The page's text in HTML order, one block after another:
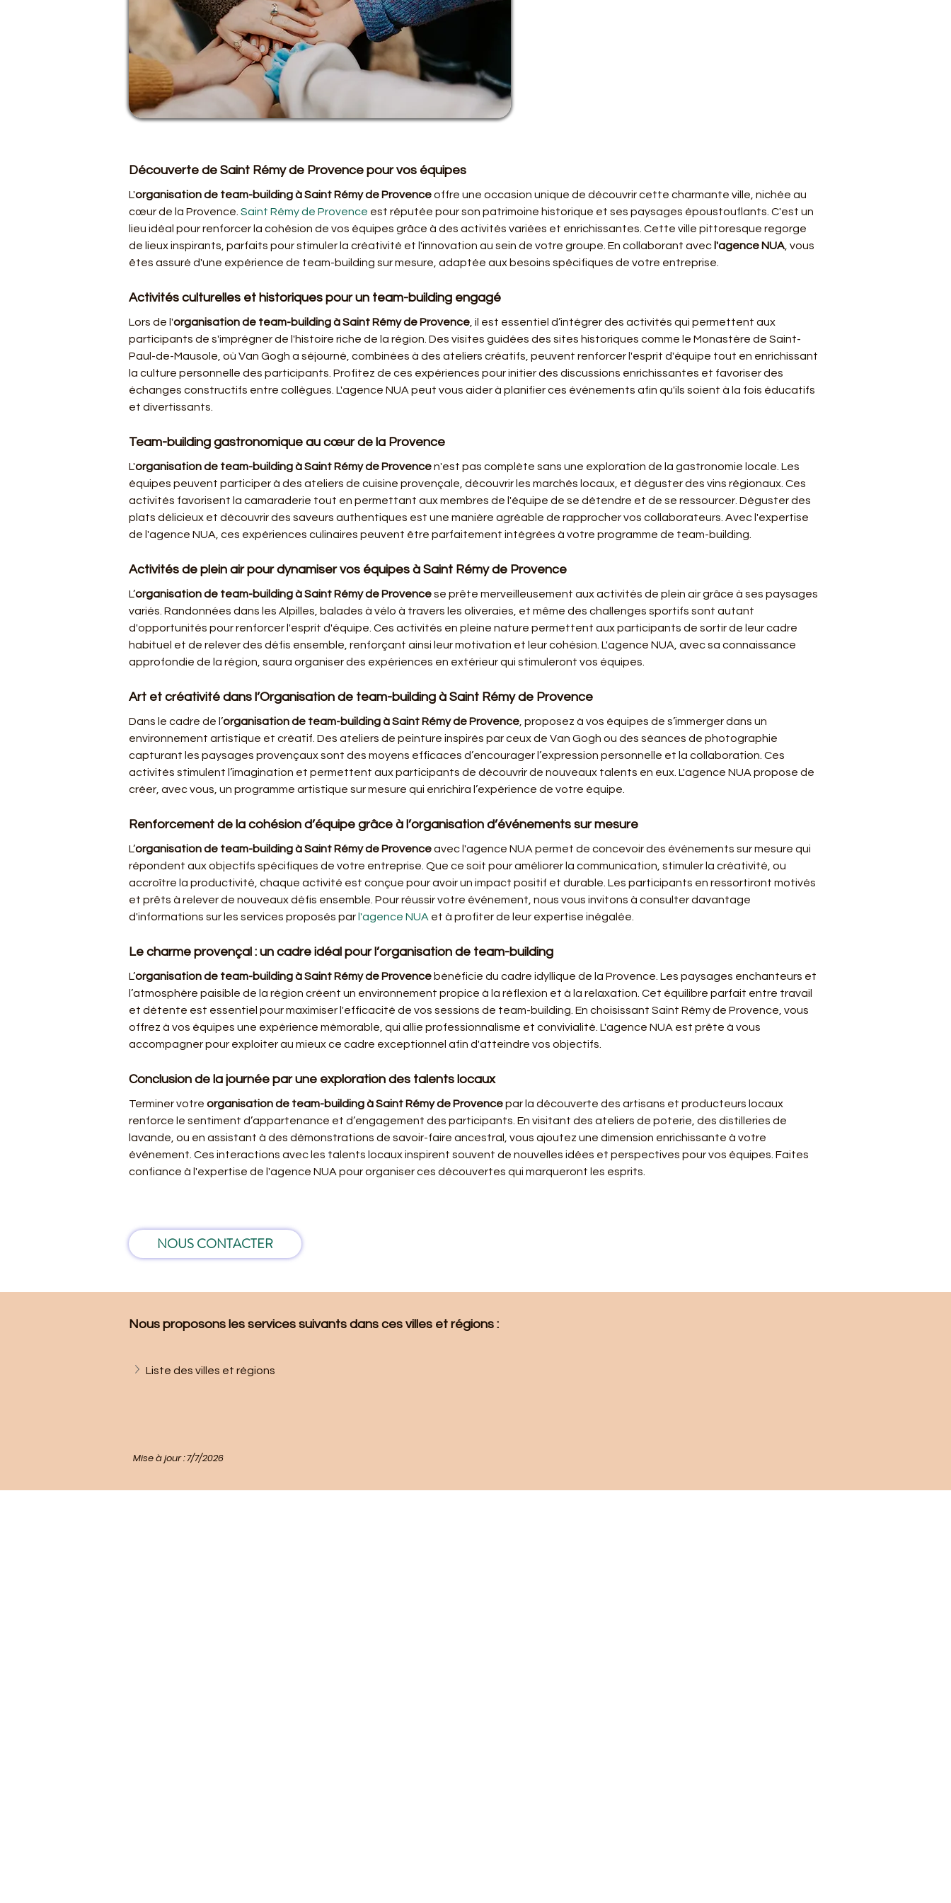
Découverte de Saint Rémy de Provence pour vos équipes
L'organisation de team-building à Saint Rémy de Provence offre une occasion unique de découvrir cette charmante ville, nichée au
cœur de la Provence. Saint Rémy de Provence est réputée pour son patrimoine historique et ses paysages époustouflants. C'est un
lieu idéal pour renforcer la cohésion de vos équipes grâce à des activités variées et enrichissantes. Cette ville pittoresque regorge
de lieux inspirants, parfaits pour stimuler la créativité et l'innovation au sein de votre groupe. En collaborant avec l'agence NUA , vous
êtes assuré d'une expérience de team-building sur mesure, adaptée aux besoins spécifiques de votre entreprise.
Activités culturelles et historiques pour un team-building engagé
Lors de l'organisation de team-building à Saint Rémy de Provence , il est essentiel d’intégrer des activités qui permettent aux
participants de s'imprégner de l'histoire riche de la région. Des visites guidées des sites historiques comme le Monastère de Saint-
Paul-de-Mausole, où Van Gogh a séjourné, combinées à des ateliers créatifs, peuvent renforcer l'esprit d'équipe tout en enrichissant
la culture personnelle des participants. Profitez de ces expériences pour initier des discussions enrichissantes et favoriser des
échanges constructifs entre collègues. L'agence NUA peut vous aider à planifier ces événements afin qu'ils soient à la fois éducatifs
et divertissants.
Team-building gastronomique au cœur de la Provence
L'organisation de team-building à Saint Rémy de Provence n'est pas complète sans une exploration de la gastronomie locale. Les
équipes peuvent participer à des ateliers de cuisine provençale, découvrir les marchés locaux, et déguster des vins régionaux. Ces
activités favorisent la camaraderie tout en permettant aux membres de l'équipe de se détendre et de se ressourcer. Déguster des
plats délicieux et découvrir des saveurs authentiques est une manière agréable de rapprocher vos collaborateurs. Avec l'expertise
de l'agence NUA, ces expériences culinaires peuvent être parfaitement intégrées à votre programme de team-building.
Activités de plein air pour dynamiser vos équipes à Saint Rémy de Provence
L’organisation de team-building à Saint Rémy de Provence se prête merveilleusement aux activités de plein air grâce à ses paysages
variés. Randonnées dans les Alpilles, balades à vélo à travers les oliveraies, et même des challenges sportifs sont autant
d'opportunités pour renforcer l'esprit d'équipe. Ces activités en pleine nature permettent aux participants de sortir de leur cadre
habituel et de relever des défis ensemble, renforçant ainsi leur motivation et leur cohésion. L'agence NUA, avec sa connaissance
approfondie de la région, saura organiser des expériences en extérieur qui stimuleront vos équipes.
Art et créativité dans l’Organisation de team-building à Saint Rémy de Provence
Dans le cadre de l’organisation de team-building à Saint Rémy de Provence , proposez à vos équipes de s’immerger dans un
environnement artistique et créatif. Des ateliers de peinture inspirés par ceux de Van Gogh ou des séances de photographie
capturant les paysages provençaux sont des moyens efficaces d’encourager l’expression personnelle et la collaboration. Ces
activités stimulent l’imagination et permettent aux participants de découvrir de nouveaux talents en eux. L'agence NUA propose de
créer, avec vous, un programme artistique sur mesure qui enrichira l’expérience de votre équipe.
Renforcement de la cohésion d’équipe grâce à l’organisation d’événements sur mesure
L’organisation de team-building à Saint Rémy de Provence avec l'agence NUA permet de concevoir des événements sur mesure qui
répondent aux objectifs spécifiques de votre entreprise. Que ce soit pour améliorer la communication, stimuler la créativité, ou
accroître la productivité, chaque activité est conçue pour avoir un impact positif et durable. Les participants en ressortiront motivés
et prêts à relever de nouveaux défis ensemble. Pour réussir votre événement, nous vous invitons à consulter davantage
d'informations sur les services proposés par l'agence NUA et à profiter de leur expertise inégalée.
Le charme provençal : un cadre idéal pour l’organisation de team-building
L’organisation de team-building à Saint Rémy de Provence bénéficie du cadre idyllique de la Provence. Les paysages enchanteurs et
l’atmosphère paisible de la région créent un environnement propice à la réflexion et à la relaxation. Cet équilibre parfait entre travail
et détente est essentiel pour maximiser l'efficacité de vos sessions de team-building. En choisissant Saint Rémy de Provence, vous
offrez à vos équipes une expérience mémorable, qui allie professionnalisme et convivialité. L'agence NUA est prête à vous
accompagner pour exploiter au mieux ce cadre exceptionnel afin d'atteindre vos objectifs.
Conclusion de la journée par une exploration des talents locaux
Terminer votre organisation de team-building à Saint Rémy de Provence par la découverte des artisans et producteurs locaux
renforce le sentiment d’appartenance et d’engagement des participants. En visitant des ateliers de poterie, des distilleries de
lavande, ou en assistant à des démonstrations de savoir-faire ancestral, vous ajoutez une dimension enrichissante à votre
événement. Ces interactions avec les talents locaux inspirent souvent de nouvelles idées et perspectives pour vos équipes. Faites
confiance à l'expertise de l'agence NUA pour organiser ces découvertes qui marqueront les esprits.
NOUS CONTACTER
Nous proposons les services suivants dans ces villes et régions :
Liste des villes et régions
Mise à jour : 7/7/2026